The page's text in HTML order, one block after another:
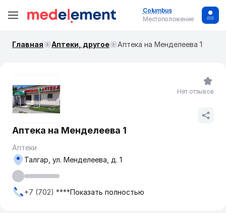
Columbus
Местоположение
Главная Аптеки, другое Аптека на Менделеева 1
Аптека на Менделеева 1
Аптеки
Талгар, ул. Менделеева, д. 1
+7 (702) ****Показать полностью
Нет отзывов